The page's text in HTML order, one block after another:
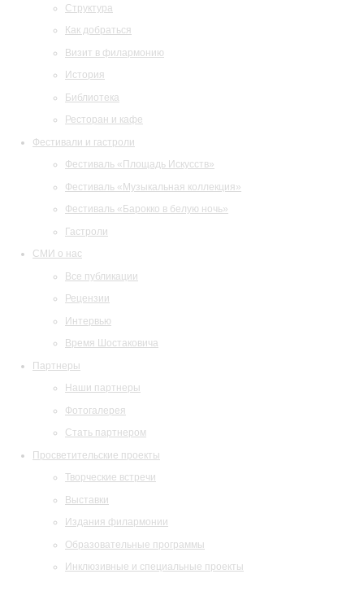
Структура
Как добраться
Визит в филармонию
История
Библиотека
Ресторан и кафе
Фестивали и гастроли
Фестиваль «Площадь Искусств»
Фестиваль «Музыкальная коллекция»
Фестиваль «Барокко в белую ночь»
Гастроли
СМИ о нас
Все публикации
Рецензии
Интервью
Время Шостаковича
Партнеры
Наши партнеры
Фотогалерея
Стать партнером
Просветительские проекты
Творческие встречи
Выставки
Издания филармонии
Образовательные программы
Инклюзивные и специальные проекты